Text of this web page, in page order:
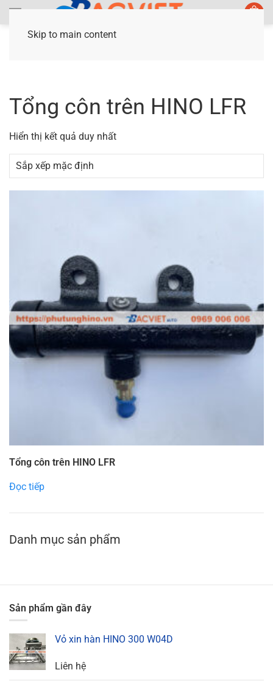
Skip to main content
Tổng côn trên HINO LFR
Hiển thị kết quả duy nhất
Tổng côn trên HINO LFR
Đọc tiếp
Danh mục sản phẩm
Sản phẩm gần đây
Vỏ xin hàn HINO 300 W04D
Liên hệ